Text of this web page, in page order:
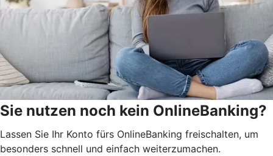
Sie nutzen noch kein OnlineBanking?
Lassen Sie Ihr Konto fürs OnlineBanking freischalten, um
besonders schnell und einfach weiterzumachen.